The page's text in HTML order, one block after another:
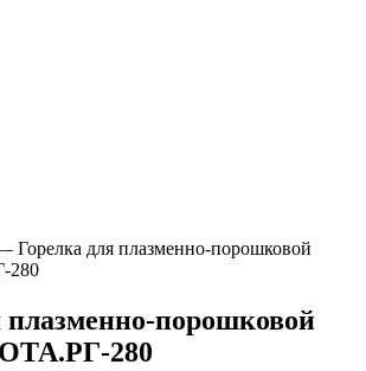
Горелка для плазменно-порошковой
280
плазменно-порошковой
280